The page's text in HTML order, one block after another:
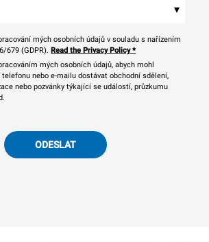
▾
mých osobních údajů v souladu s nařízením
679 (GDPR). Read the Privacy Policy*
mých osobních údajů, abych mohl
nebo e-mailu dostávat obchodní sdělení,
nebo pozvánky týkající se událostí, průzkumu
ODESLAT